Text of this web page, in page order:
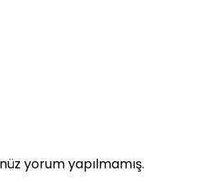
yorum yapılmamış.